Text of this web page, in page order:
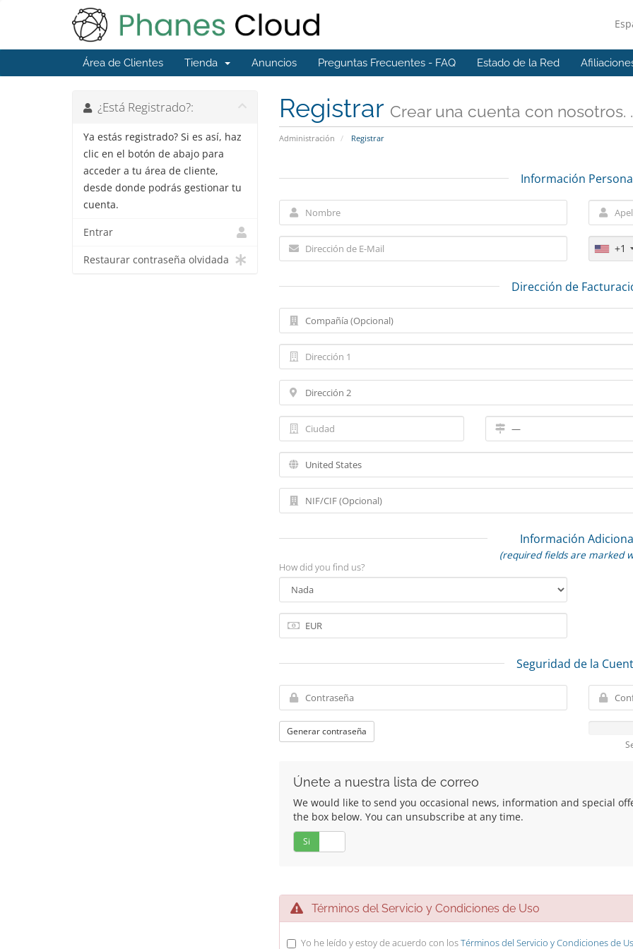
Área de Clientes Tienda Anuncios Preguntas Frecuentes - FAQ Estado de la Red
Registrar Crear una cuenta con nosotros.
Administración Registrar
¿Está Registrado?:
Ya estás registrado? Si es así, haz
clic en el botón de abajo para
acceder a tu área de cliente,
desde donde podrás gestionar tu
cuenta.
Entrar
Restaurar contraseña olvidada
Información
+1
Dirección de
Información
(required fields are marked
How did you find us?
Seguridad de la
Generar contraseña
Únete a nuestra lista de correo
We would like to send you occasional news, information and special
the box below. You can unsubscribe at any time.
Si
Términos del Servicio y Condiciones de Uso
Yo he leído y estoy de acuerdo con losTérminos del Servicio y Condiciones de